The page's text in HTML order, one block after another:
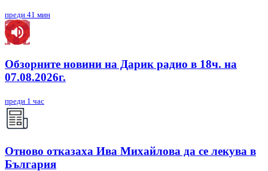
преди 41 мин
Обзорните новини на Дарик радио в 18ч. на
07.08.2026г.
преди 1 час
Отново отказаха Ива Михайлова да се лекува в
България